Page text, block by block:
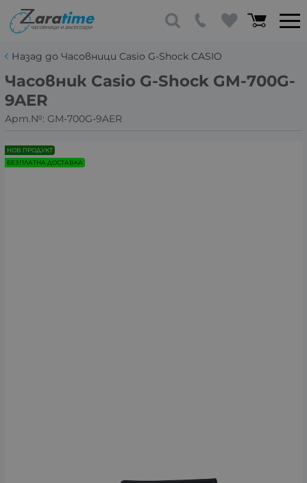
Назад до Часовници Casio G-Shock CASIO
Часовник Casio G-Shock GM-700G-
9AER
Арт.№: GM-700G-9AER
НОВ ПРОДУКТ
БЕЗПЛАТНА ДОСТАВКА